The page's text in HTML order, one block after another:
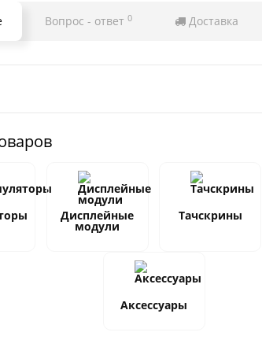
Вопрос - ответ 0 Доставка
Дисплейные
модули
Тачскрины
Аксессуары